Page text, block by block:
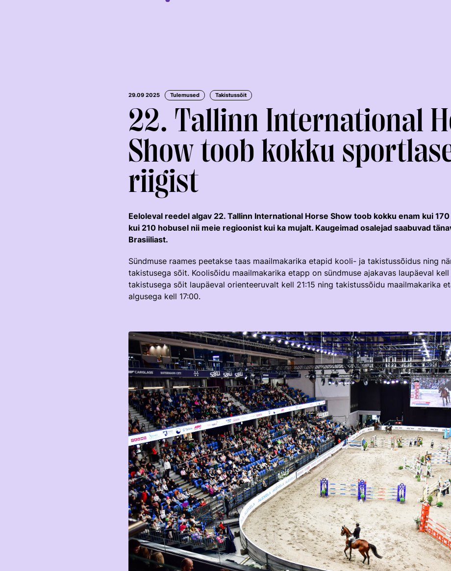
KOOLISÕIT JA
PARAKOOLISÕIT
KOLMEVÕISTLUS KESTVUSRATSUTAMINE
29.09 2025 Tulemused Takistussõit
22. Tallinn International
Show toob kokku
riigist
Eeloleval reedel algav 22. Tallinn International Horse Show toob kokku enam kui
kui 210 hobusel nii meie regioonist kui ka mujalt. Kaugeimad osalejad saabuvad
Brasiiliast.
Sündmuse raames peetakse taas maailmakarika etapid kooli- ja takistussõidus ning
takistusega sõit. Koolisõidu maailmakarika etapp on sündmuse ajakavas laupäeval
takistusega sõit laupäeval orienteeruvalt kell 21:15 ning takistussõidu maailmakarika
algusega kell 17:00.